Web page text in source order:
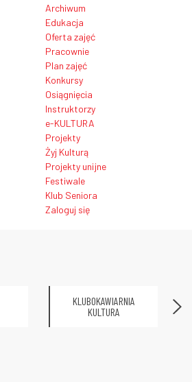
Archiwum
Edukacja
Oferta zajęć
Pracownie
Plan zajęć
Konkursy
Osiągnięcia
Instruktorzy
e-KULTURA
Projekty
Żyj Kulturą
Projekty unijne
Festiwale
Klub Seniora
Zaloguj się
KLUBOKAWIARNIA
KULTURA